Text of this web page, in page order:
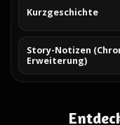
Kurzgeschichte
Story-Notizen
Erweiterung)